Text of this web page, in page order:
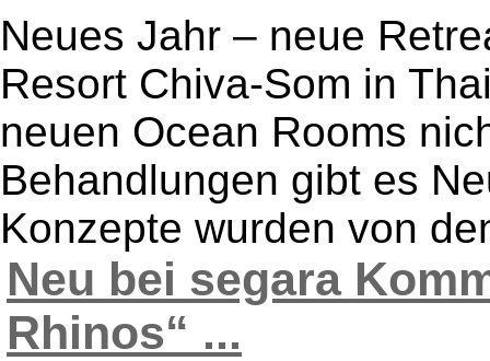
Neues Jahr – neue
Resort Chiva-Som in
neuen Ocean Rooms
Behandlungen gibt es
Konzepte wurden von
Neu bei segara
Rhinos“ ...